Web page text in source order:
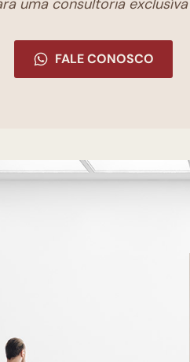
uma consultoria
FALE CONOSCO